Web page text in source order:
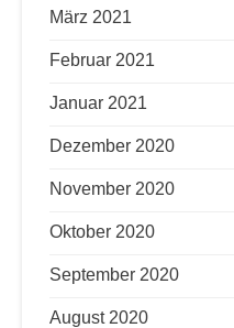
März 2021
Februar 2021
Januar 2021
Dezember 2020
November 2020
Oktober 2020
September 2020
August 2020